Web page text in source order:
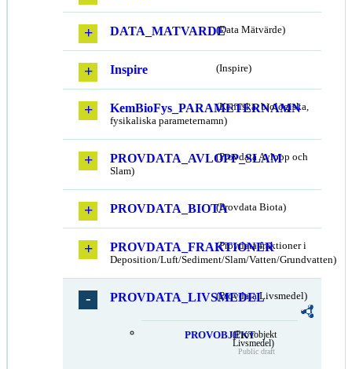
DATA_MATVARDE(Data Mätvärde)
Inspire (Inspire)
KemBioFys_PARAMETERNAMN
(Kemiska, biologiska,
fysikaliska parameternamn)
PROVDATA_AVLOPP_SLAM
(Provdata Avlopp och
Slam)
PROVDATA_BIOTA(Provdata Biota)
PROVDATA_FRAKTIONER
(Provdata fraktioner i
Deposition/Luft/Sediment/Slam/Vatten/Grundvatten)
PROVDATA_LIVSMEDEL
(Provdata Livsmedel)
PROVOBJEKT(Provobjekt
Livsmedel)
Public draft